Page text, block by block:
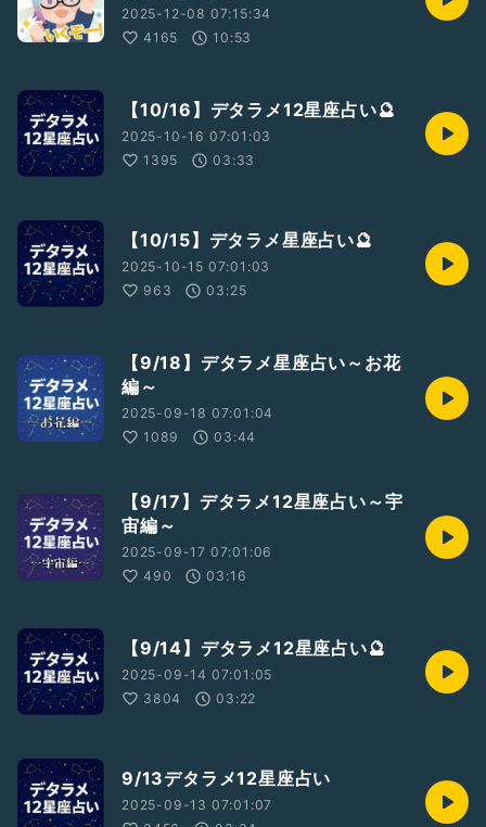
2025-12-08 07:15:34
4165
10:53
【10/16】デタラメ12星座占い🔮
2025-10-16 07:01:03
1395
03:33
【10/15】デタラメ星座占い🔮
2025-10-15 07:01:03
963
03:25
【9/18】デタラメ星座占い～お花
編～
2025-09-18 07:01:04
1089
03:44
【9/17】デタラメ12星座占い～宇
宙編～
2025-09-17 07:01:06
490
03:16
【9/14】デタラメ12星座占い🔮
2025-09-14 07:01:05
3804
03:22
9/13デタラメ12星座占い
2025-09-13 07:01:07